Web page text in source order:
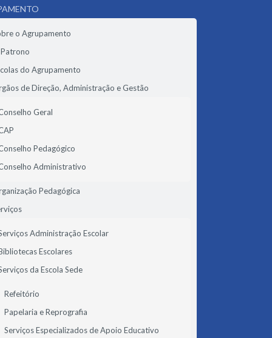
o Agrupamento
do Agrupamento
de Direção, Administração e Gestão
Geral
Pedagógico
Administrativo
Pedagógica
Administração Escolar
Escolares
da Escola Sede
Refeitório
Papelaria e Reprografia
Serviços Especializados de Apoio Educativo